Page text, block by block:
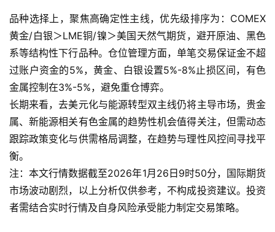
品种选择上，聚焦高确定性主线，优先级排序为：COMEX
黄金/白银＞LME铜/镍＞美国天然气期货，避开原油、黑色
系等结构性下行品种。仓位管理方面，单笔交易保证金不超
过账户资金的5%，黄金、白银设置5%-8%止损区间，有色
金属控制在3%-5%，避免重仓博弈。
长期来看，去美元化与能源转型双主线仍将主导市场，贵金
属、新能源相关有色金属的趋势性机会值得关注，但需动态
跟踪政策变化与供需格局调整，在趋势与理性风控间寻找平
衡。
注：本文行情数据截至2026年1月26日9时50分，国际期货
市场波动剧烈，以上分析仅供参考，不构成投资建议。投资
者需结合实时行情及自身风险承受能力制定交易策略。